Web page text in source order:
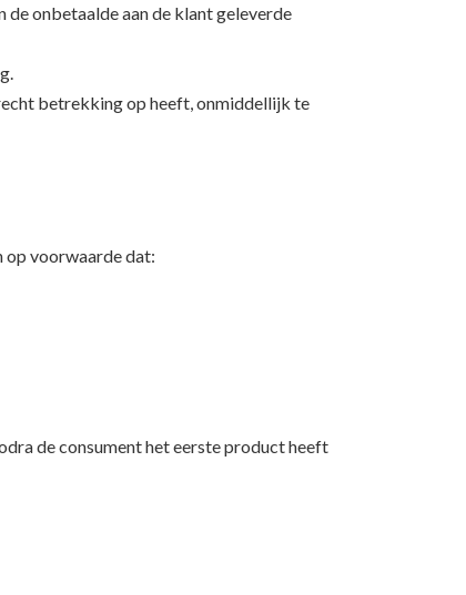
de onbetaalde aan de klant geleverde
betrekking op heeft, onmiddellijk te
op voorwaarde dat:
de consument het eerste product heeft